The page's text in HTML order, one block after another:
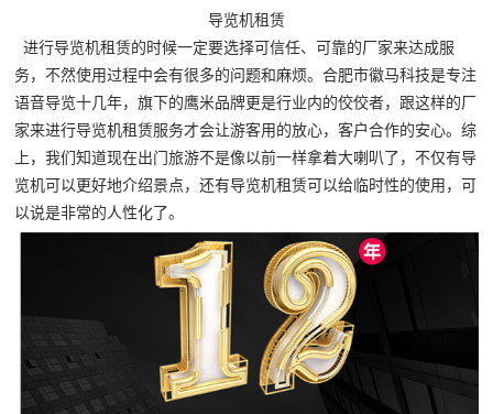
导览机租赁
进行导览机租赁的时候一定要选择可信任、可靠的厂家来达成服
务，不然使用过程中会有很多的问题和麻烦。合肥市徽马科技是专注
语音导览十几年，旗下的鹰米品牌更是行业内的佼佼者，跟这样的厂
家来进行导览机租赁服务才会让游客用的放心，客户合作的安心。综
上，我们知道现在出门旅游不是像以前一样拿着大喇叭了，不仅有导
览机可以更好地介绍景点，还有导览机租赁可以给临时性的使用，可
以说是非常的人性化了。